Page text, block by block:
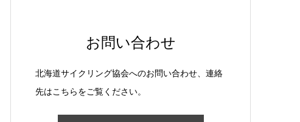
お問い合わせ
北海道サイクリング協会へのお問い合わせ、連絡
先はこちらをご覧ください。